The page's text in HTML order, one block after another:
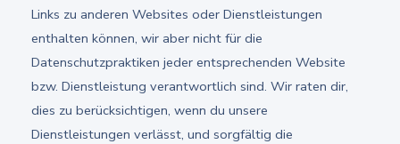
Links zu anderen Websites oder Dienstleistungen
enthalten können, wir aber nicht für die
Datenschutzpraktiken jeder entsprechenden Website
bzw. Dienstleistung verantwortlich sind. Wir raten dir,
dies zu berücksichtigen, wenn du unsere
Dienstleistungen verlässt, und sorgfältig die